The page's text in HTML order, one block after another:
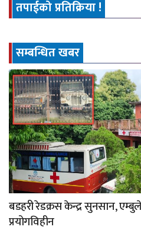
तपाईको प्रतिक्रिया !
सम्बन्धित खबर
बडहरी रेडक्रस केन्द्र सुनसान,
प्रयोगविहीन